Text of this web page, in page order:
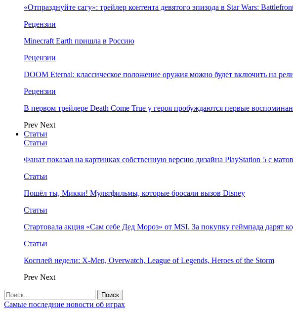
«Отпразднуйте сагу»: трейлер контента девятого эпизода в Star Wars:
Рецензии
Minecraft Earth пришла в Россию
Рецензии
DOOM Eternal: классическое положение оружия можно будет включить на
Рецензии
В первом трейлере Death Come True у героя пробуждаются первые
Prev Next
Статьи
Статьи
Фанат показал на картинках собственную версию дизайна PlayStation 5 с
Статьи
Пошёл ты, Микки! Мультфильмы, которые бросали вызов Disney
Статьи
Стартовала акция «Сам себе Дед Мороз» от MSI. За покупку геймпада дарят
Статьи
Косплей недели: X-Men, Overwatch, League of Legends, Heroes of the Storm
Prev Next
Самые последние новости об играх